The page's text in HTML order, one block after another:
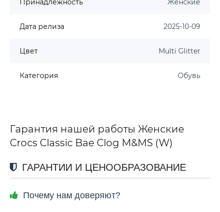
Принадлежность Женские
Дата релиза 2025-10-09
Цвет Multi Glitter
Категория Обувь
Гарантия нашей работы Женские
Crocs Classic Bae Clog M&MS (W)
ГАРАНТИИ И ЦЕНООБРАЗОВАНИЕ
Почему нам доверяют?